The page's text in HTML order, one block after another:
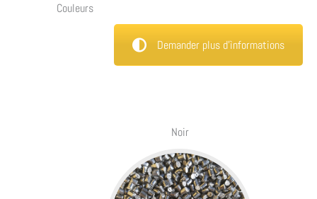
Couleurs
Demander plus d'ìnformations
Noir